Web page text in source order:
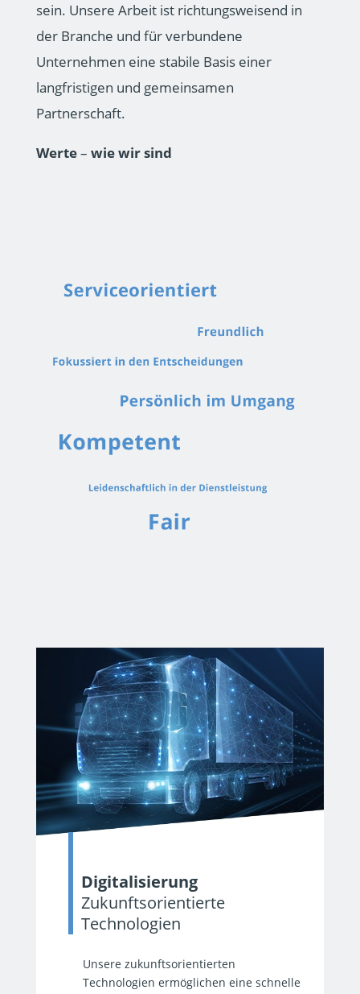
sein. Unsere Arbeit ist richtungsweisend in
der Branche und für verbundene
Unternehmen eine stabile Basis einer
langfristigen und gemeinsamen
Partnerschaft.
Werte– wie wir sind
Digitalisierung
Zukunftsorientierte
Technologien
Unsere zukunftsorientierten
Technologien ermöglichen eine schnelle